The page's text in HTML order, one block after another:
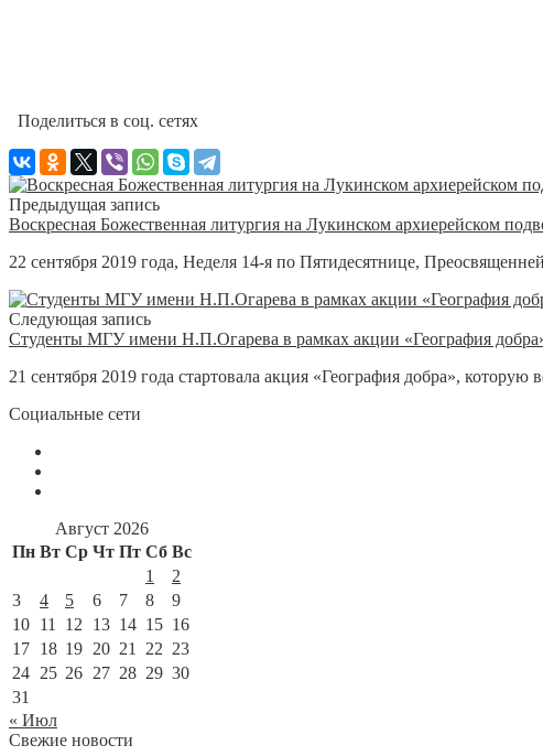
Поделиться в соц. сетях
Предыдущая запись
Воскресная Божественная литургия на Лукинском архиерейском
22 сентября 2019 года, Неделя 14-я по Пятидесятнице,
Следующая запись
Студенты МГУ имени Н.П.Огарева в рамках акции «География
21 сентября 2019 года стартовала акция «География добра», которую
Социальные сети
Август 2026
Пн Вт Ср Чт Пт Сб Вс
1
2
3
4 5 6 7 8
9
10 11 12 13 14 15 16
17 18 19 20 21 22 23
24 25 26 27 28 29 30
31
« Июл
Свежие новости